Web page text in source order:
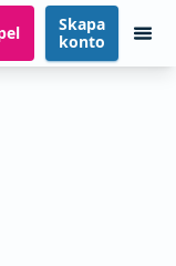
Skapa
konto